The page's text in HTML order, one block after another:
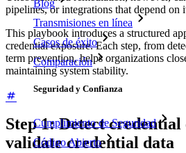
Blog
Transmisiones en línea
Casos de éxito
Comparación
Seguridad y Confianza
Cumplimiento de Seguridad
Código Abierto
pipelines, or integrations that depend on
This playbook introduces a structured
credential exposure. Each step, from
term prevention, helps organizations
maintaining system stability.
Step 1: Detect credential
validate credential data